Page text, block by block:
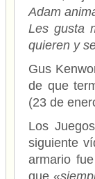
Adam
Les gusta
quieren y
Gus
de que
(23 de
Los
siguiente
armario
que «